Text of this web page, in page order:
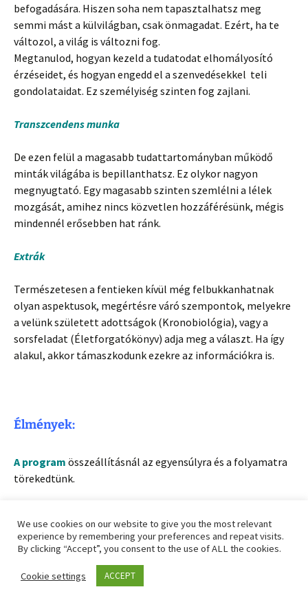
befogadására. Hiszen soha nem tapasztalhatsz meg
semmi mást a külvilágban, csak önmagadat. Ezért, ha te
változol, a világ is változni fog.
Megtanulod, hogyan kezeld a tudatodat elhomályosító
érzéseidet, és hogyan engedd el a szenvedésekkel teli
gondolataidat. Ez személyiség szinten fog zajlani.
Transzcendens munka
De ezen felül a magasabb tudattartományban működő
minták világába is bepillanthatsz. Ez olykor nagyon
megnyugtató. Egy magasabb szinten szemlélni a lélek
mozgását, amihez nincs közvetlen hozzáférésünk, mégis
mindennél erősebben hat ránk.
Extrák
Természetesen a fentieken kívül még felbukkanhatnak
olyan aspektusok, megértésre váró szempontok, melyekre
a velünk született adottságok (Kronobiológia), vagy a
sorsfeladat (Életforgatókönyv) adja meg a választ. Ha így
alakul, akkor támaszkodunk ezekre az információkra is.
Élmények:
A program összeállításnál az egyensúlyra és a folyamatra
törekedtünk.
családállítások és csoportos foglalkozásokis.
Lesz alkalom a testi szükségletek kielégítésére,
Reggel egy kicsit átmozgatjuk a testünket, ami inkább
We use cookies on our website to give you the most relevant
experience by remembering your preferences and repeat visits.
By clicking “Accept”, you consent to the use of ALL the cookies.
Cookie settings ACCEPT